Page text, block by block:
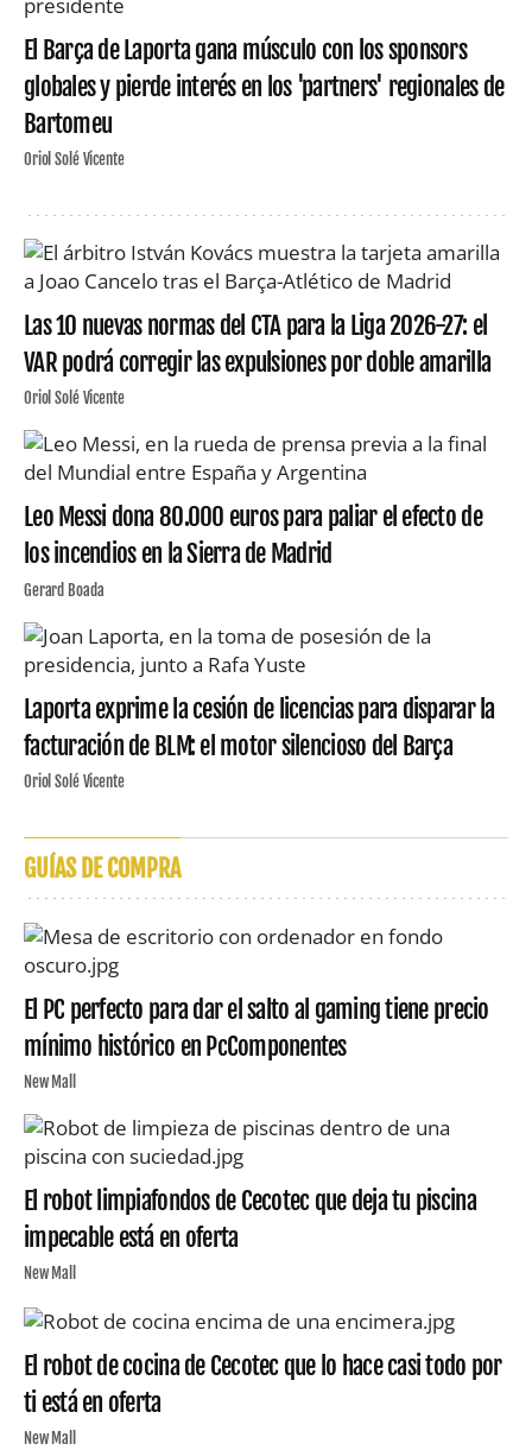
El Barça de Laporta gana músculo con los sponsors
globales y pierde interés en los 'partners' regionales de
Bartomeu
Oriol Solé Vicente
Las 10 nuevas normas del CTA para la Liga 2026-27: el
VAR podrá corregir las expulsiones por doble amarilla
Oriol Solé Vicente
Leo Messi dona 80.000 euros para paliar el efecto de
los incendios en la Sierra de Madrid
Gerard Boada
Laporta exprime la cesión de licencias para disparar la
facturación de BLM: el motor silencioso del Barça
Oriol Solé Vicente
GUÍAS DE COMPRA
El PC perfecto para dar el salto al gaming tiene precio
mínimo histórico en PcComponentes
New Mall
El robot limpiafondos de Cecotec que deja tu piscina
impecable está en oferta
New Mall
El robot de cocina de Cecotec que lo hace casi todo por
ti está en oferta
New Mall